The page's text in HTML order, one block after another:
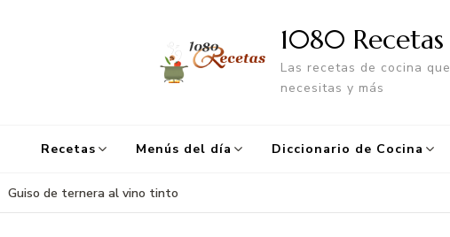
1080 Recetas
Las recetas de cocina que
necesitas y más
Recetas Menús del día Diccionario de Cocina
Guiso de ternera al vino tinto